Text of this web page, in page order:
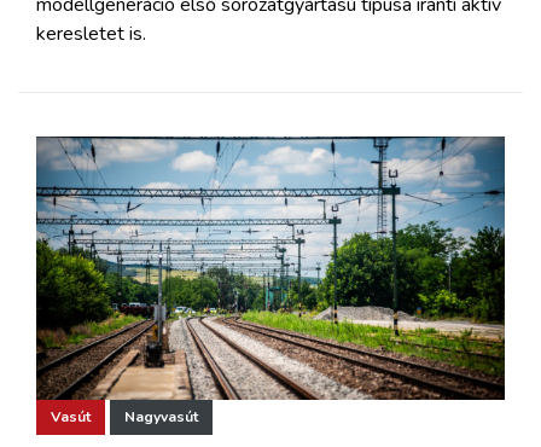
keresletet is.
Vasút Nagyvasút